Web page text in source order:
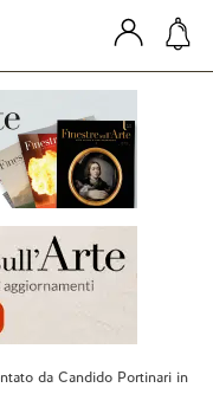
da Candido Portinari in